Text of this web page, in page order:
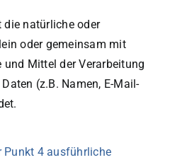
natürliche oder
oder gemeinsam mit
und Mittel der Verarbeitung
(z.B. Namen, E-Mail-
Punkt 4 ausführliche